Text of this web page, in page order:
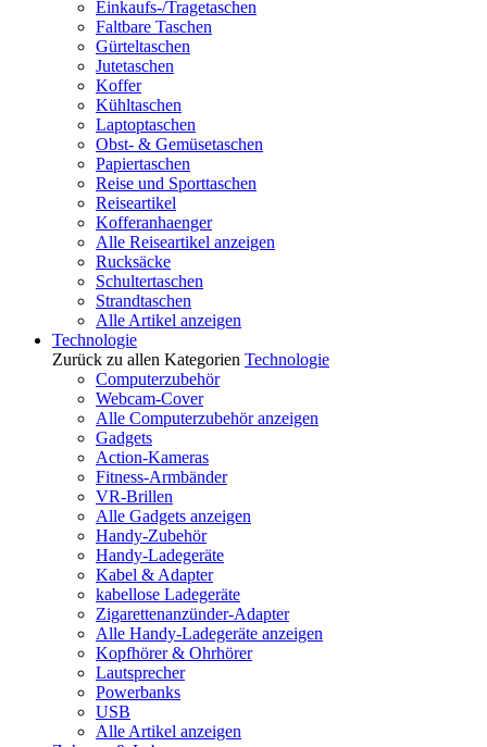
Einkaufs-/Tragetaschen
Faltbare Taschen
Gürteltaschen
Jutetaschen
Koffer
Kühltaschen
Laptoptaschen
Obst- & Gemüsetaschen
Papiertaschen
Reise und Sporttaschen
Reiseartikel
Kofferanhaenger
Alle Reiseartikel anzeigen
Rucksäcke
Schultertaschen
Strandtaschen
Alle Artikel anzeigen
Technologie
Zurück zu allen Kategorien Technologie
Computerzubehör
Webcam-Cover
Alle Computerzubehör anzeigen
Gadgets
Action-Kameras
Fitness-Armbänder
VR-Brillen
Alle Gadgets anzeigen
Handy-Zubehör
Handy-Ladegeräte
Kabel & Adapter
kabellose Ladegeräte
Zigarettenanzünder-Adapter
Alle Handy-Ladegeräte anzeigen
Kopfhörer & Ohrhörer
Lautsprecher
Powerbanks
USB
Alle Artikel anzeigen